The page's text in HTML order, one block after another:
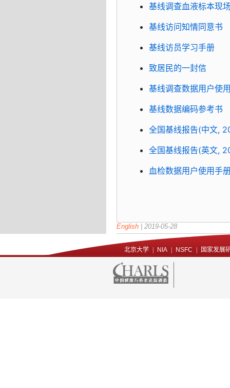
基线调查血液标本现
基线访问知情同意书
基线访员学习手册
致居民的一封信
基线调查数据用户使
基线数据编码参考书
全国基线报告(中文,
全国基线报告(英文,
血检数据用户使用手
English | 2019-05-28
北京大学 NIA NSFC 国家发展